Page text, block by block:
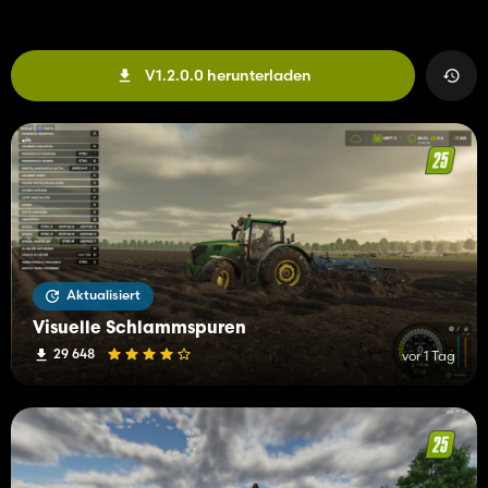
- Bio-Karotten, Bio-Pastinaken
### Sonderkulturen
### Futterpflanzen & Stroh
- Bio-Gras (Schwad), Bio-Trockengras (Schwad)
- Bio-Heu/gedrehtes Heu
- Bio-Stroh, Bio-Silage
- Bio-Häckselfutter, Bio-Mischfutter, Bio-Futter
**Wenn Sie auf einem Bio-Feld ernten, wird Ihre Ernte
automatisch zu Bio-Spreu, Bio-Weizen usw. – sichtbar auf dem
Anhängerdisplay.**
Alle Ballentypen werden korrekt identifiziert und behalten ihren
Bio-Status:
- **Rundballen** (Stroh, Heu, Silage)
V1.2.0.0 herunterladen
Aktualisiert
Visuelle Schlammspuren
29 648 vor 1 Tag